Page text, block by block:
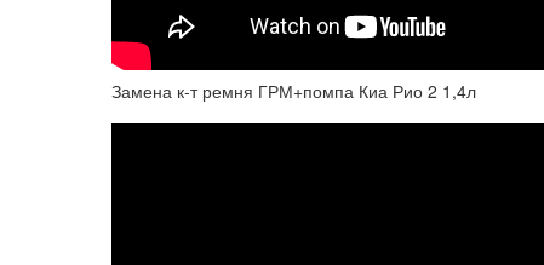
Замена к-т ремня ГРМ+помпа Киа Рио 2 1,4л